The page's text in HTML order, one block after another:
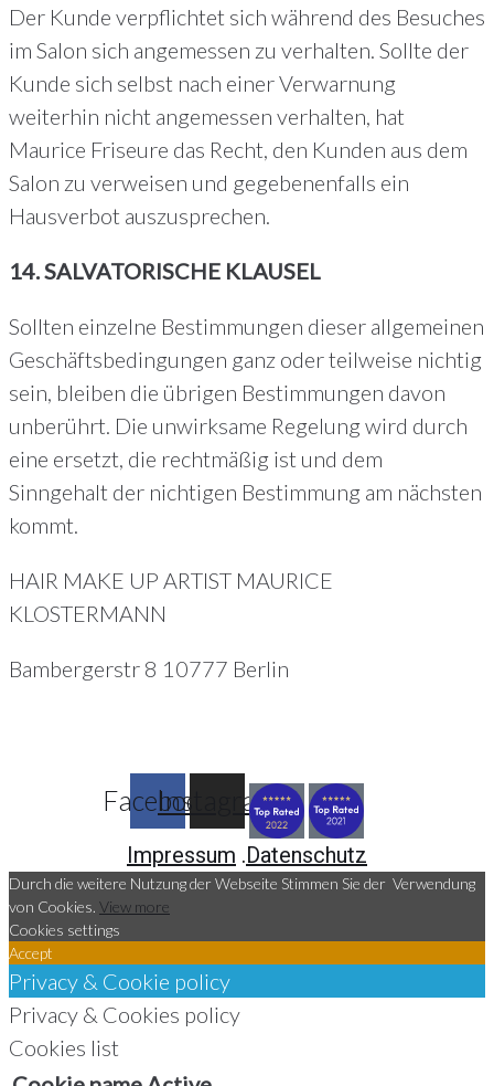
Der Kunde verpflichtet sich während des Besuches
im Salon sich angemessen zu verhalten. Sollte der
Kunde sich selbst nach einer Verwarnung
weiterhin nicht angemessen verhalten, hat
Maurice Friseure das Recht, den Kunden aus dem
Salon zu verweisen und gegebenenfalls ein
Hausverbot auszusprechen.
14. SALVATORISCHE KLAUSEL
Sollten einzelne Bestimmungen dieser allgemeinen
Geschäftsbedingungen ganz oder teilweise nichtig
sein, bleiben die übrigen Bestimmungen davon
unberührt. Die unwirksame Regelung wird durch
eine ersetzt, die rechtmäßig ist und dem
Sinngehalt der nichtigen Bestimmung am nächsten
kommt.
HAIR MAKE UP ARTIST MAURICE
KLOSTERMANN
Bambergerstr 8 10777 Berlin
FacebookInstagram
Impressum .Datenschutz
Durch die weitere Nutzung der Webseite Stimmen Sie der Verwendung
von Cookies. View more
Cookies settings
Accept
Privacy & Cookie policy
Privacy & Cookies policy
Cookies list